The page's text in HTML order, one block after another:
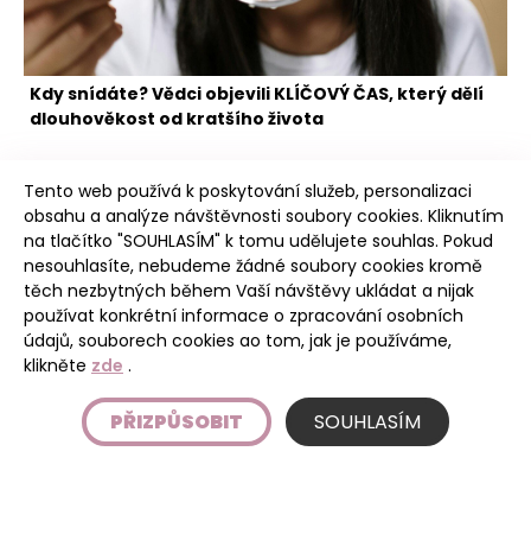
Kdy snídáte? Vědci objevili KLÍČOVÝ ČAS, který dělí
dlouhověkost od kratšího života
Poudree
Úvod
Etický kodex
Tento web používá k poskytování služeb, personalizaci
obsahu a analýze návštěvnosti soubory cookies. Kliknutím
na tlačítko "SOUHLASÍM" k tomu udělujete souhlas. Pokud
nesouhlasíte, nebudeme žádné soubory cookies kromě
těch nezbytných během Vaší návštěvy ukládat a nijak
používat konkrétní informace o zpracování osobních
údajů, souborech cookies ao tom, jak je používáme,
klikněte zde .
PŘIZPŮSOBIT SOUHLASÍM